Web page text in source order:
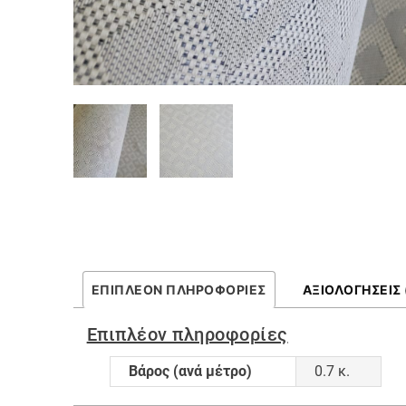
ΕΠΙΠΛΈΟΝ ΠΛΗΡΟΦΟΡΊΕΣ ΑΞΙΟΛΟΓΉΣΕΙΣ
Επιπλέον πληροφορίες
Βάρος (ανά μέτρο) 0.7 κ.